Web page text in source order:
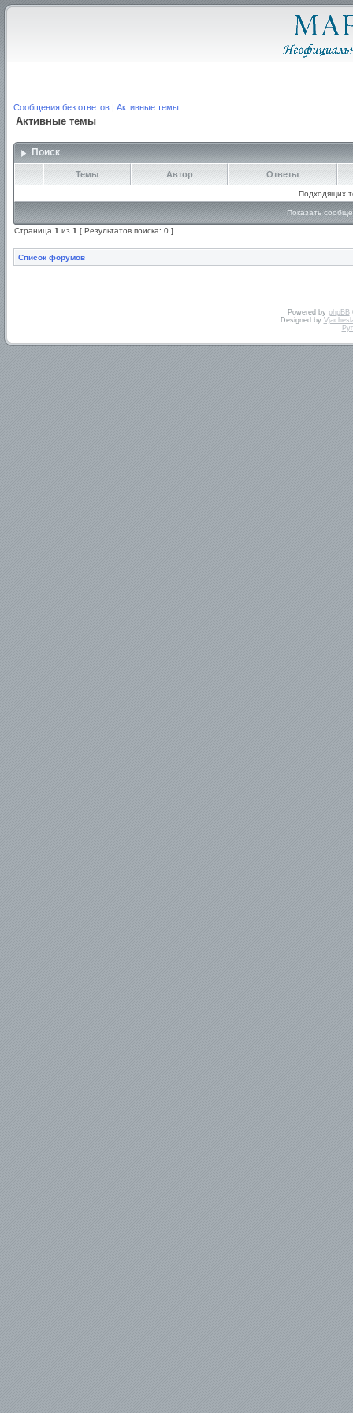
Сообщения без ответов | Активные темы
Активные темы
Поиск
Темы Автор Ответы
Подходящих
Показать
Страница 1 из 1 [ Результатов поиска: 0 ]
Список форумов
Powered by phpBB
Designed by